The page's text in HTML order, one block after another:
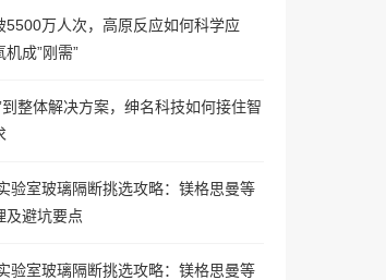
5500万人次，高原反应如何科学应
成”刚需”
到整体解决方案，绅名科技如何接住智
验室玻璃隔断挑选攻略：镁格思曼等
及避坑要点
验室玻璃隔断挑选攻略：镁格思曼等